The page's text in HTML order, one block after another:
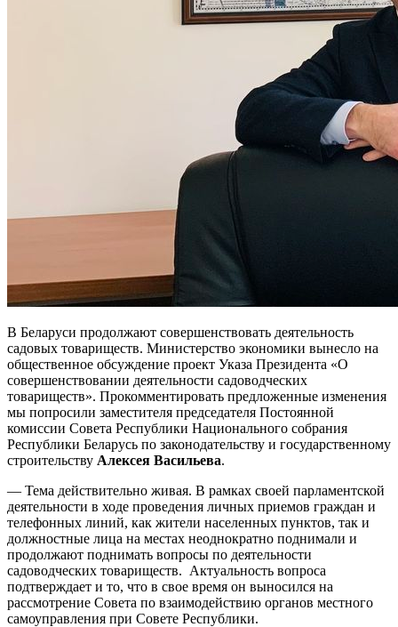
В Беларуси продолжают совершенствовать деятельность
садовых товариществ. Министерство экономики вынесло на
общественное обсуждение проект Указа Президента «О
совершенствовании деятельности садоводческих
товариществ». Прокомментировать предложенные изменения
мы попросили заместителя председателя Постоянной
комиссии Совета Республики Национального собрания
Республики Беларусь по законодательству и государственному
строительству Алексея Васильева.
— Тема действительно живая. В рамках своей парламентской
деятельности в ходе проведения личных приемов граждан и
телефонных линий, как жители населенных пунктов, так и
должностные лица на местах неоднократно поднимали и
продолжают поднимать вопросы по деятельности
садоводческих товариществ. Актуальность вопроса
подтверждает и то, что в свое время он выносился на
рассмотрение Совета по взаимодействию органов местного
самоуправления при Совете Республики.